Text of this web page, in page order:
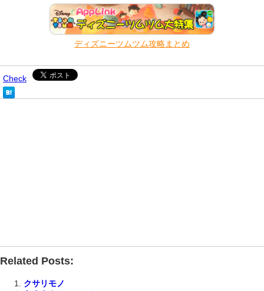
ディズニーツムツム攻略まとめ
Check
Related Posts:
クサリモノ